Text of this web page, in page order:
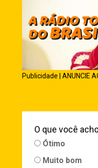
Publicidade | ANUNCIE
O que você
Ótimo
Muito bom